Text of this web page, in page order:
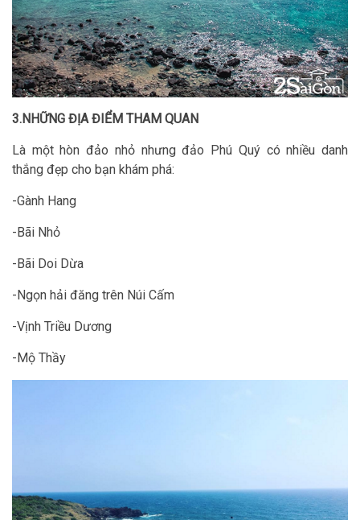
3.NHỮNG ĐỊA ĐIỂM THAM QUAN
Là một hòn đảo nhỏ nhưng đảo Phú Quý có nhiều danh
thắng đẹp cho bạn khám phá:
-Gành Hang
-Bãi Nhỏ
-Bãi Doi Dừa
-Ngọn hải đăng trên Núi Cấm
-Vịnh Triều Dương
-Mộ Thầy